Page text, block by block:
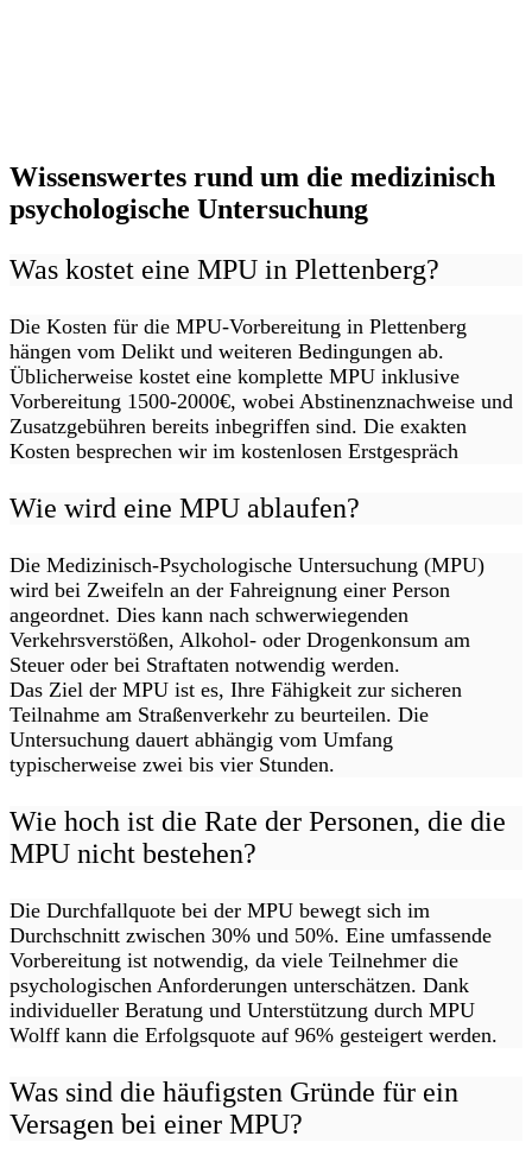
Wissenswertes rund um die medizinisch
psychologische Untersuchung
Was kostet eine MPU in Plettenberg?
Die Kosten für die MPU-Vorbereitung in Plettenberg
hängen vom Delikt und weiteren Bedingungen ab.
Üblicherweise kostet eine komplette MPU inklusive
Vorbereitung 1500-2000€, wobei Abstinenznachweise und
Zusatzgebühren bereits inbegriffen sind. Die exakten
Kosten besprechen wir im kostenlosen Erstgespräch
Wie wird eine MPU ablaufen?
Die Medizinisch-Psychologische Untersuchung (MPU)
wird bei Zweifeln an der Fahreignung einer Person
angeordnet. Dies kann nach schwerwiegenden
Verkehrsverstößen, Alkohol- oder Drogenkonsum am
Steuer oder bei Straftaten notwendig werden.
Das Ziel der MPU ist es, Ihre Fähigkeit zur sicheren
Teilnahme am Straßenverkehr zu beurteilen. Die
Untersuchung dauert abhängig vom Umfang
typischerweise zwei bis vier Stunden.
Wie hoch ist die Rate der Personen, die die
MPU nicht bestehen?
Die Durchfallquote bei der MPU bewegt sich im
Durchschnitt zwischen 30% und 50%. Eine umfassende
Vorbereitung ist notwendig, da viele Teilnehmer die
psychologischen Anforderungen unterschätzen. Dank
individueller Beratung und Unterstützung durch MPU
Wolff kann die Erfolgsquote auf 96% gesteigert werden.
Was sind die häufigsten Gründe für ein
Versagen bei einer MPU?